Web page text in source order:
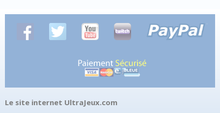
Le site internet UltraJeux.com